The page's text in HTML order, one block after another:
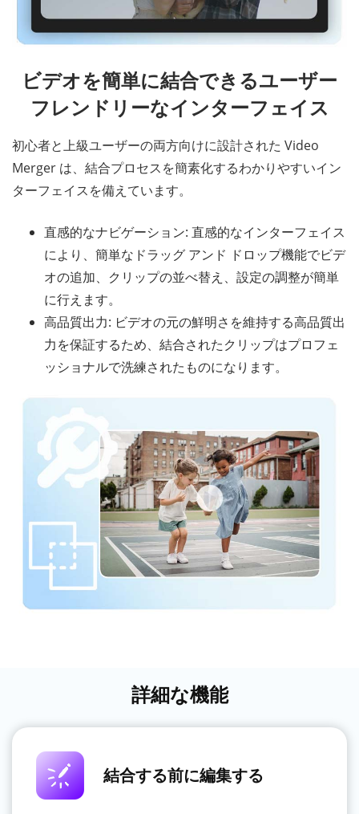
ビデオを簡単に結合できるユーザー
フレンドリーなインターフェイス
初心者と上級ユーザーの両方向けに設計された Video
Merger は、結合プロセスを簡素化するわかりやすいイン
ターフェイスを備えています。
直感的なナビゲーション: 直感的なインターフェイス
により、簡単なドラッグ アンド ドロップ機能でビデ
オの追加、クリップの並べ替え、設定の調整が簡単
に行えます。
高品質出力: ビデオの元の鮮明さを維持する高品質出
力を保証するため、結合されたクリップはプロフェ
ッショナルで洗練されたものになります。
詳細な機能
結合する前に編集する